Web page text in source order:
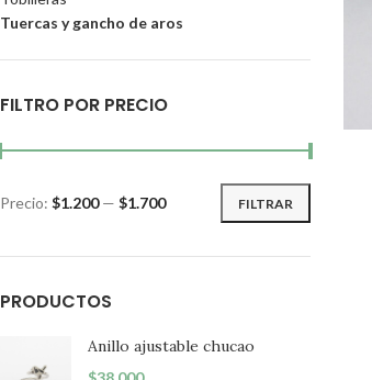
Tuercas y gancho de aros
FILTRO POR PRECIO
FILTRAR
Precio: $1.200— $1.700
PRODUCTOS
Anillo ajustable chucao